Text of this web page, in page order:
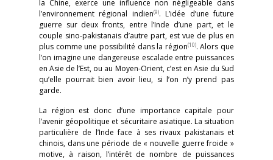
la Chine, exerce une influence non négligeable dans
l’environnement régional indien(9). L’idée d’une future
guerre sur deux fronts, entre l’Inde d’une part, et le
couple sino-pakistanais d’autre part, est vue de plus en
plus comme une possibilité dans la région(10). Alors que
l’on imagine une dangereuse escalade entre puissances
en Asie de l’Est, ou au Moyen-Orient, c’est en Asie du Sud
qu’elle pourrait bien avoir lieu, si l’on n’y prend pas
garde.
La région est donc d’une importance capitale pour
l’avenir géopolitique et sécuritaire asiatique. La situation
particulière de l’Inde face à ses rivaux pakistanais et
chinois, dans une période de « nouvelle guerre froide »
motive, à raison, l’intérêt de nombre de puissances